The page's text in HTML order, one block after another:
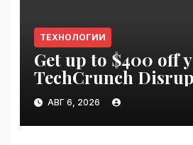
ТЕХНОЛОГИИ
Get up to $400 off
TechCrunch
until Friday |
АВГ 6, 2026